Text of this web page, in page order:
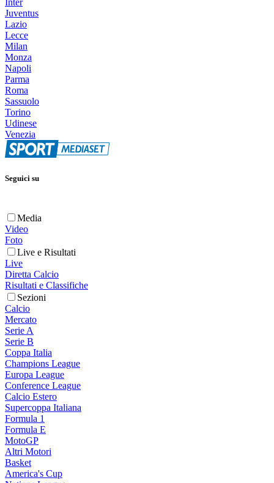
Juventus
Lazio
Lecce
Milan
Monza
Napoli
Parma
Roma
Sassuolo
Torino
Udinese
Venezia
Seguici su
Media
Video
Foto
Live e Risultati
Live
Diretta Calcio
Risultati e Classifiche
Sezioni
Calcio
Mercato
Serie A
Serie B
Coppa Italia
Champions League
Europa League
Conference League
Calcio Estero
Supercoppa Italiana
Formula 1
Formula E
MotoGP
Altri Motori
Basket
America's Cup